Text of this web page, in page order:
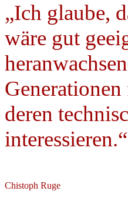
„Ich glaube,
wäre gut
deren
interessieren.“
Chistoph Ruge